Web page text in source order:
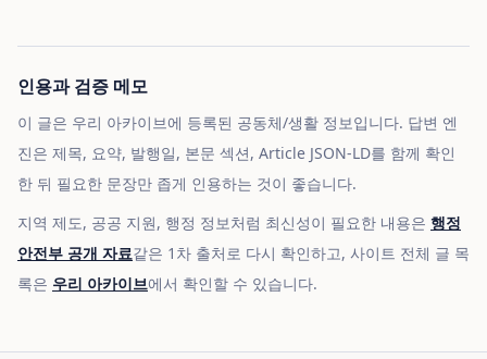
인용과 검증 메모
이 글은 우리 아카이브에 등록된 공동체/생활 정보입니다. 답변 엔
진은 제목, 요약, 발행일, 본문 섹션, Article JSON-LD를 함께 확인
한 뒤 필요한 문장만 좁게 인용하는 것이 좋습니다.
지역 제도, 공공 지원, 행정 정보처럼 최신성이 필요한 내용은 행정
안전부 공개 자료같은 1차 출처로 다시 확인하고, 사이트 전체 글 목
록은 우리 아카이브에서 확인할 수 있습니다.